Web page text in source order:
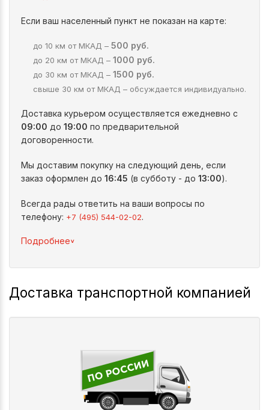
Если ваш населенный пункт не показан на карте:
до 10 км от МКАД – 500 руб.
до 20 км от МКАД – 1000 руб.
до 30 км от МКАД – 1500 руб.
свыше 30 км от МКАД – обсуждается индивидуально.
Доставка курьером осуществляется ежедневно с
09:00 до 19:00 по предварительной
договоренности.
Мы доставим покупку на следующий день, если
заказ оформлен до 16:45 (в субботу - до 13:00).
Всегда рады ответить на ваши вопросы по
телефону: +7 (495) 544-02-02.
Подробнее^
Доставка транспортной компанией